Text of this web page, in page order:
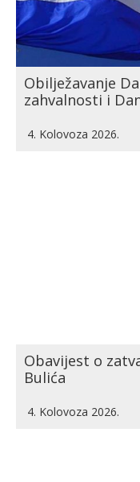
Obilježavanje
zahvalnosti i
4. Kolovoza 2026.
Obavijest o
Bulića
4. Kolovoza 2026.